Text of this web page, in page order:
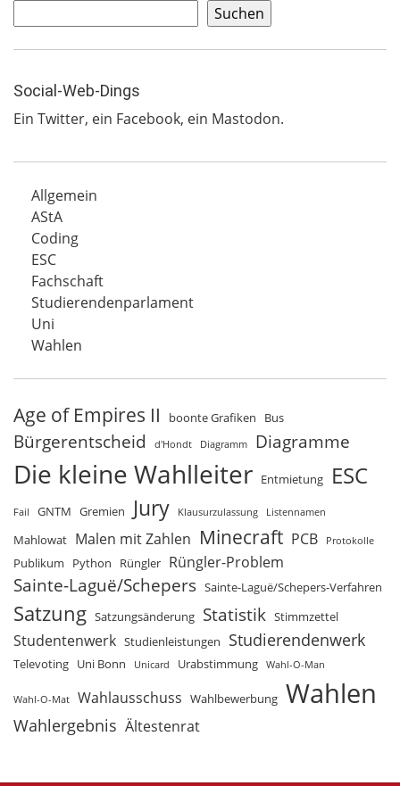
Suchen
Social-Web-Dings
Ein Twitter, ein Facebook, ein Mastodon.
Allgemein
AStA
Coding
ESC
Fachschaft
Studierendenparlament
Uni
Wahlen
Age of Empires II boonte Grafiken Bus
Bürgerentscheid d'Hondt Diagramm Diagramme
Die kleine Wahlleiter Entmietung ESC
Fail GNTM Gremien Jury Klausurzulassung Listennamen
Mahlowat Malen mit Zahlen Minecraft PCB Protokolle
Publikum Python Rüngler Rüngler-Problem
Sainte-Laguë/Schepers Sainte-Laguë/Schepers-Verfahren
Satzung Satzungsänderung Statistik Stimmzettel
Studentenwerk Studienleistungen Studierendenwerk
Televoting Uni Bonn Unicard Urabstimmung Wahl-O-Man
Wahl-O-Mat Wahlausschuss Wahlbewerbung Wahlen
Wahlergebnis Ältestenrat